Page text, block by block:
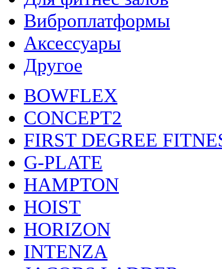
Виброплатформы
Аксессуары
Другое
BOWFLEX
CONCEPT2
FIRST DEGREE
G-PLATE
HAMPTON
HOIST
HORIZON
INTENZA